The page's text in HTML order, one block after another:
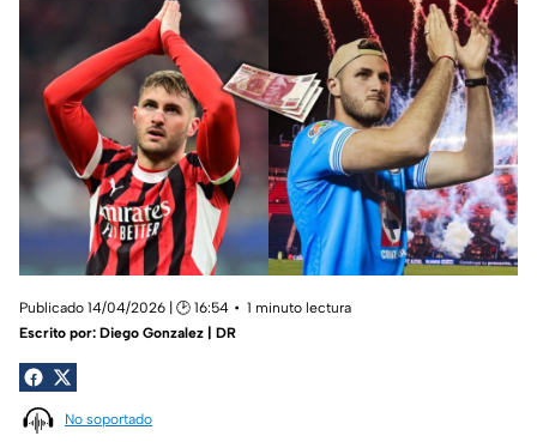
Publicado 14/04/2026 | 🕑 16:54
1 minuto lectura
Escrito por: Diego Gonzalez | DR
No soportado